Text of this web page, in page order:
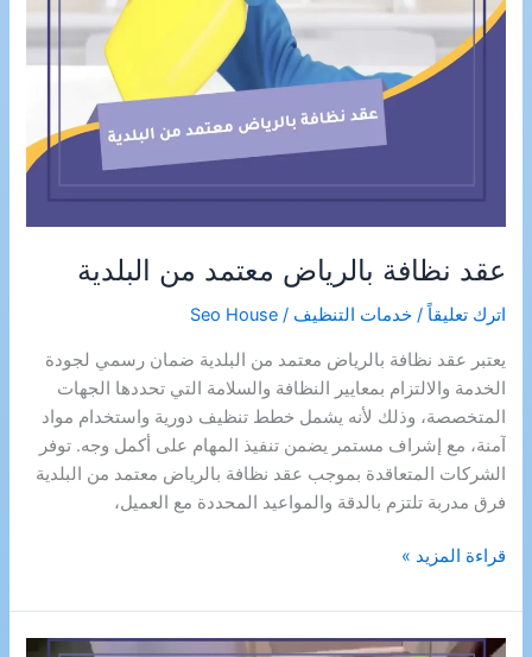
عقد نظافة بالرياض معتمد من البلدية
اترك تعليقاً /خدمات التنظيف /
Seo House
يعتبر عقد نظافة بالرياض معتمد من البلدية ضمان رسمي لجودة
الخدمة والالتزام بمعايير النظافة والسلامة التي تحددها الجهات
المتخصصة، وذلك لأنه يشمل خطط تنظيف دورية واستخدام مواد
آمنة، مع إشراف مستمر يضمن تنفيذ المهام على أكمل وجه. توفر
الشركات المتعاقدة بموجب عقد نظافة بالرياض معتمد من البلدية
فرق مدربة تلتزم بالدقة والمواعيد المحددة مع العميل،
عقد
بالرياض
معتمد
قراءة المزيد »